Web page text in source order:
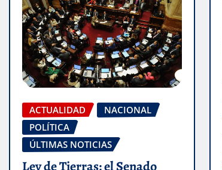
ACTUALIDAD
NACIONAL
POLÍTICA
ÚLTIMAS NOTICIAS
Ley de Tierras: el Senado